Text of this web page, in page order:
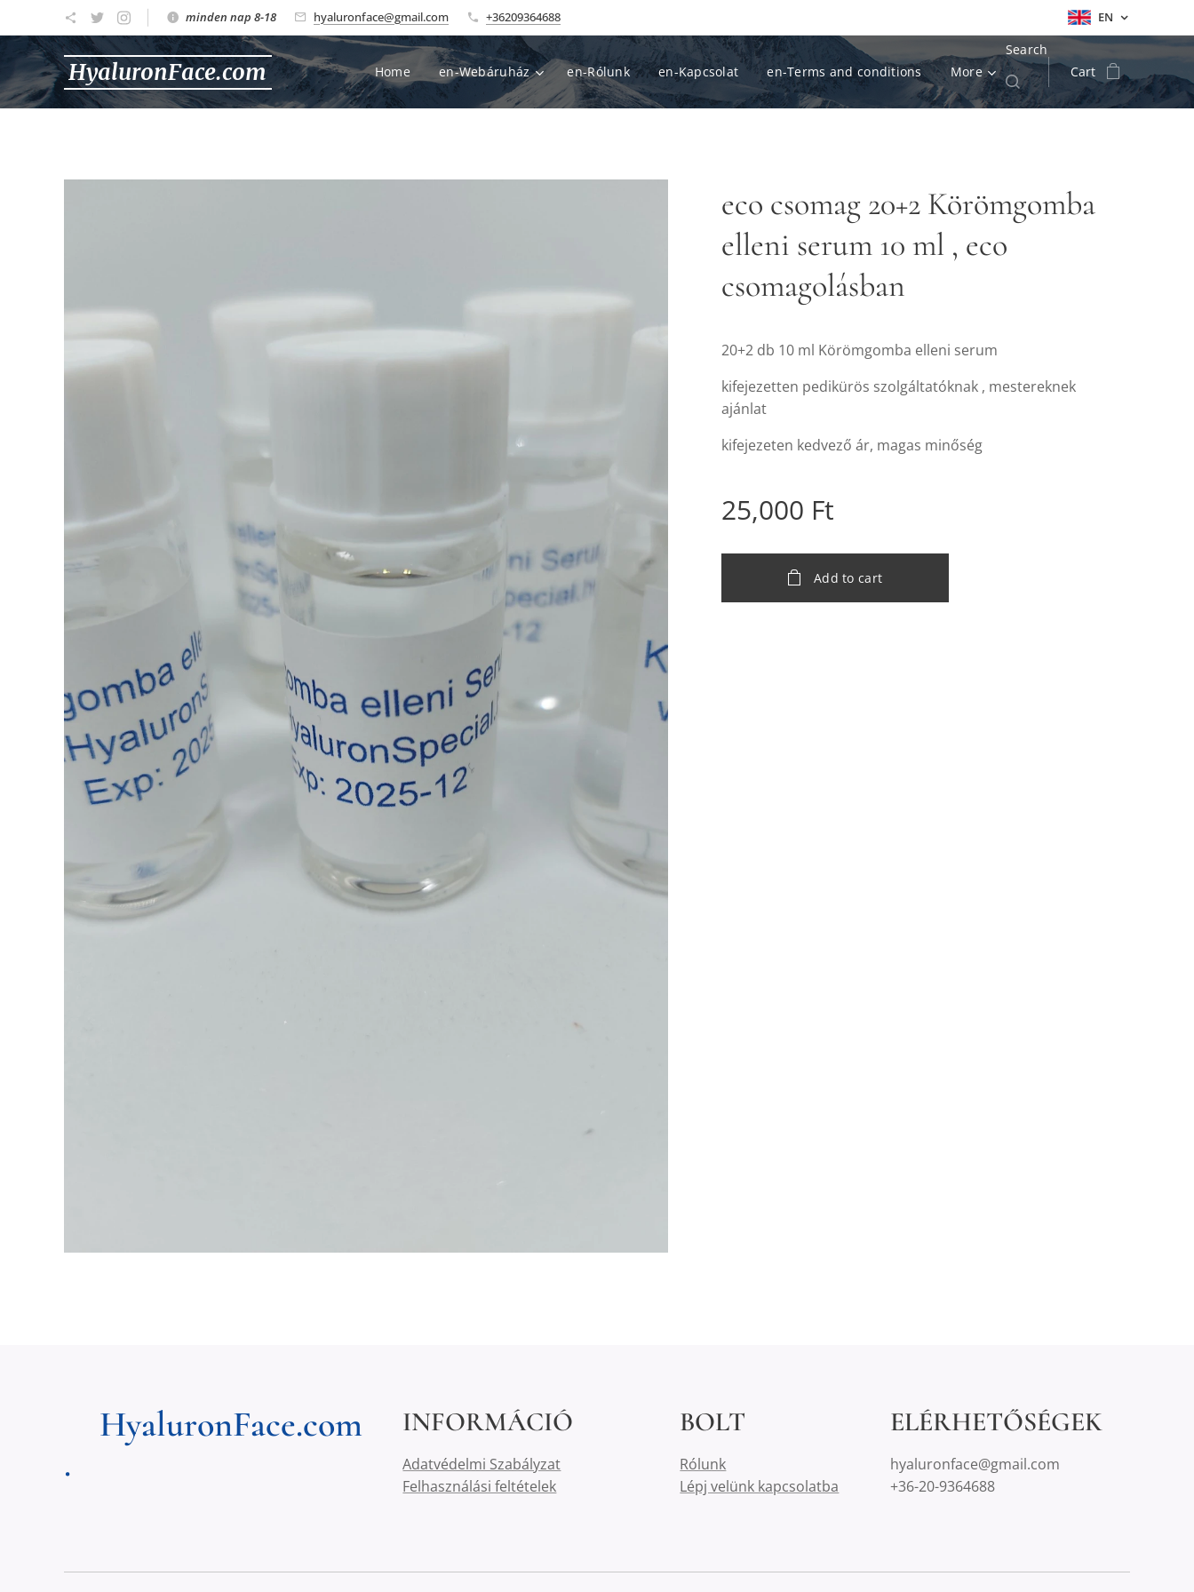
minden nap 8-18 hyaluronface@gmail.com +36209364688 EN
HyaluronFace.com Home en-Webáruház en-Rólunk en-Kapcsolat en-Terms and conditions More
Search
Cart
eco csomag 20+2 Körömgomba
elleni serum 10 ml , eco
csomagolásban
20+2 db 10 ml Körömgomba elleni serum
kifejezetten pedikürös szolgáltatóknak , mestereknek
ajánlat
kifejezeten kedvező ár, magas minőség
25,000 Ft
Add to cart
HyaluronFace.com
.
INFORMÁCIÓ
Adatvédelmi Szabályzat
Felhasználási feltételek
BOLT
Rólunk
Lépj velünk kapcsolatba
ELÉRHETŐSÉGEK
hyaluronface@gmail.com
+36-20-9364688